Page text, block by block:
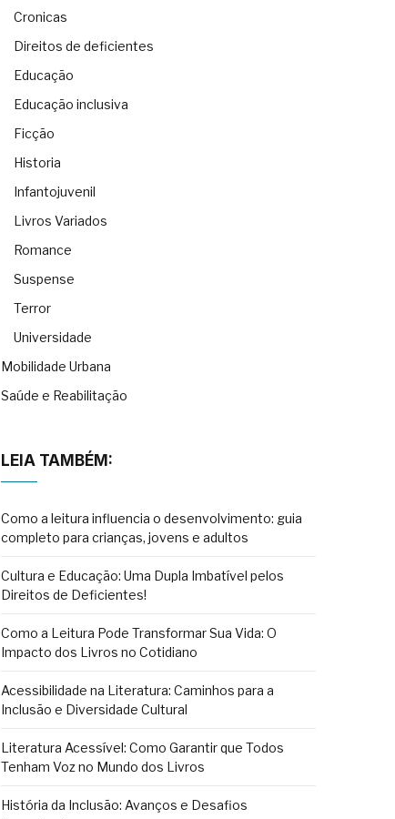
Cronicas
Direitos de deficientes
Educação
Educação inclusiva
Ficção
Historia
Infantojuvenil
Livros Variados
Romance
Suspense
Terror
Universidade
Mobilidade Urbana
Saúde e Reabilitação
LEIA TAMBÉM:
Como a leitura influencia o desenvolvimento: guia
completo para crianças, jovens e adultos
Cultura e Educação: Uma Dupla Imbatível pelos
Direitos de Deficientes!
Como a Leitura Pode Transformar Sua Vida: O
Impacto dos Livros no Cotidiano
Acessibilidade na Literatura: Caminhos para a
Inclusão e Diversidade Cultural
Literatura Acessível: Como Garantir que Todos
Tenham Voz no Mundo dos Livros
História da Inclusão: Avanços e Desafios